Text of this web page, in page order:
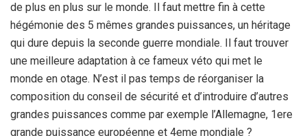
de plus en plus sur le monde. Il faut mettre fin à cette
hégémonie des 5 mêmes grandes puissances, un héritage
qui dure depuis la seconde guerre mondiale. Il faut trouver
une meilleure adaptation à ce fameux véto qui met le
monde en otage. N’est il pas temps de réorganiser la
composition du conseil de sécurité et d’introduire d’autres
grandes puissances comme par exemple l’Allemagne, 1ere
grande puissance européenne et 4eme mondiale ?